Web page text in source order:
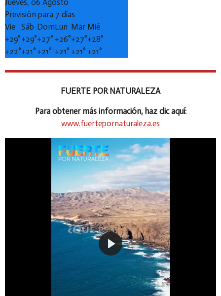
Previsión para 7 días
Vie Sáb DomLun Mar Mié
+29°+29°+27° +26°+27°+28°
+22°+21° +21° +21° +21° +21°
FUERTE POR NATURALEZA
Para obtener más información, haz clic aquí:
www.fuertepornaturaleza.es
P